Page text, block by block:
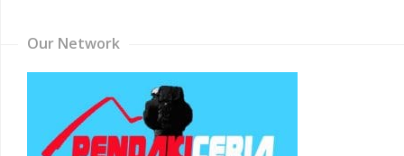
Our Network